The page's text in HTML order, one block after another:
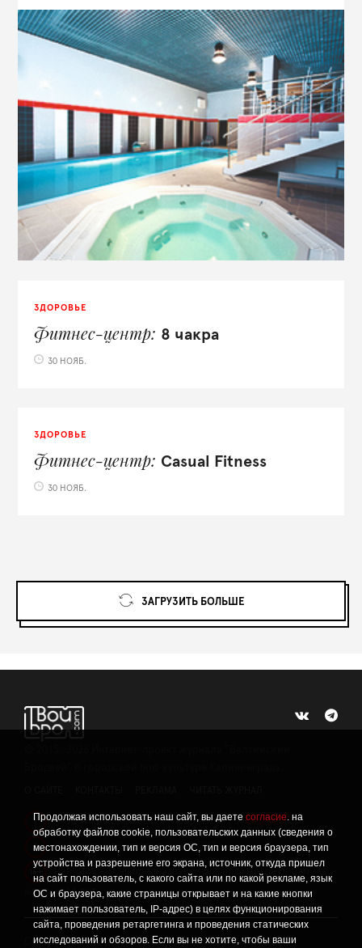
Продолжая использовать наш сайт, вы даете согласие. на
обработку файлов cookie, пользовательских данных (сведения о
местонахождении, тип и версия ОС, тип и версия браузера, тип
устройства и разрешение его экрана, источник, откуда пришел
на сайт пользователь, с какого сайта или по какой рекламе, язык
ОС и браузера, какие страницы открывает и на какие кнопки
нажимает пользователь, IP-адрес) в целях функционирования
сайта, проведения ретаргетинга и проведения статических
исследований и обзоров. Если вы не хотите, чтобы ваши
ЗДОРОВЬЕ
Фитнес-центр 8 чакра
30 НОЯБ.
ЗДОРОВЬЕ
Фитнес-центр Casual Fitness
30 НОЯБ.
ЗАГРУЗИТЬ БОЛЬШЕ
! Политика конфиденциальности
! Информация о проведении СОУТ
Данный сайт не предназначен для просмотра лицам
младше 16 лет.
Сетевое издание «Твой Бро», реестровая запись о